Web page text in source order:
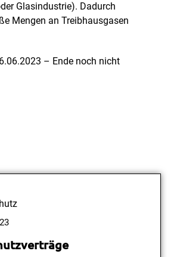
Glasindustrie). Dadurch
Mengen an Treibhausgasen
– Ende noch nicht